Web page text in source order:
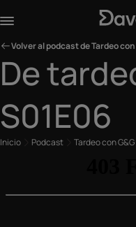
Volver al podcast de Tardeo con
De
S01E06
Inicio Podcast Tardeo con G&G